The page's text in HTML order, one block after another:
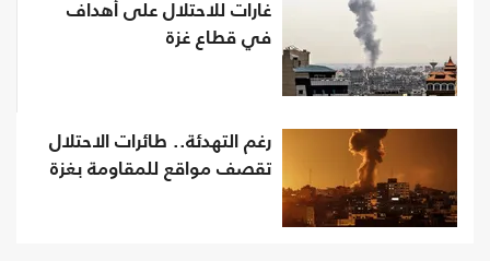
غارات للاحتلال على أهداف
في قطاع غزة
رغم التهدئة.. طائرات الاحتلال
تقصف مواقع للمقاومة بغزة